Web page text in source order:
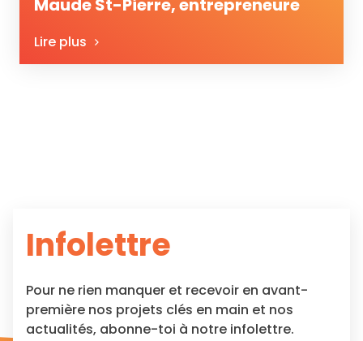
Maude St-Pierre, entrepreneure
Lire plus
Infolettre
Pour ne rien manquer et recevoir en avant-
première nos projets clés en main et nos
actualités, abonne-toi à notre infolettre.